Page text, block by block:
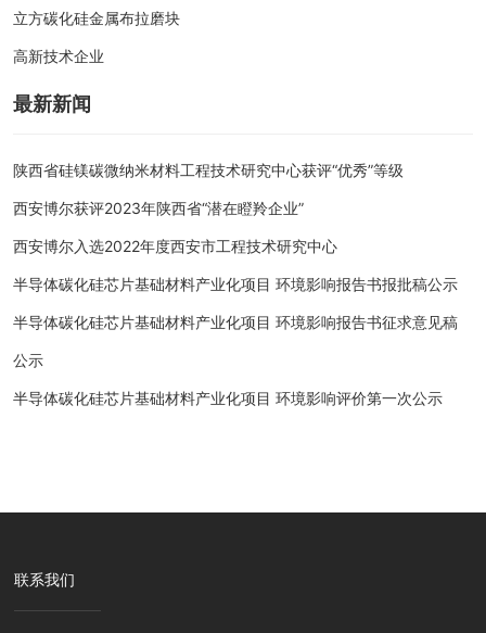
立方碳化硅金属布拉磨块
高新技术企业
最新新闻
陕西省硅镁碳微纳米材料工程技术研究中心获评“优秀”等级
西安博尔获评2023年陕西省“潜在瞪羚企业”
西安博尔入选2022年度西安市工程技术研究中心
半导体碳化硅芯片基础材料产业化项目 环境影响报告书报批稿公示
半导体碳化硅芯片基础材料产业化项目 环境影响报告书征求意见稿
公示
半导体碳化硅芯片基础材料产业化项目 环境影响评价第一次公示
联系我们